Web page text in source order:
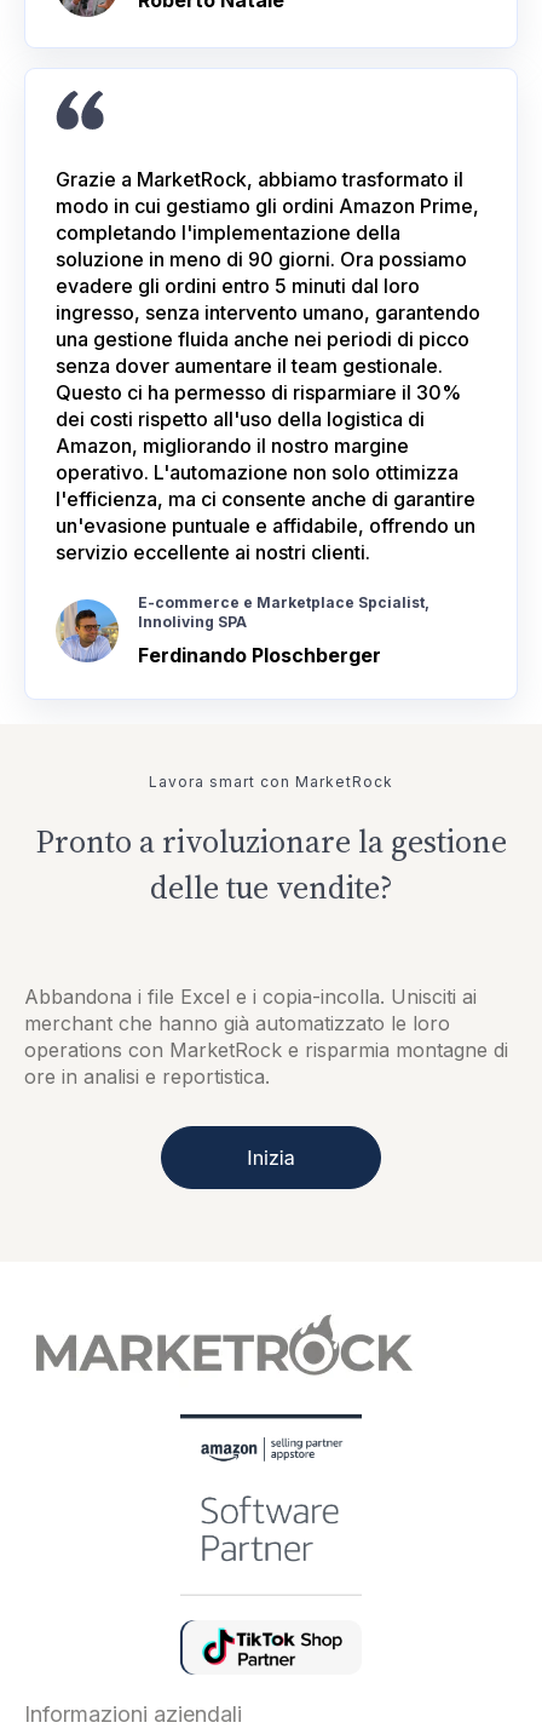
Grazie a MarketRock, abbiamo trasformato il
modo in cui gestiamo gli ordini Amazon Prime,
completando l'implementazione della
soluzione in meno di 90 giorni. Ora possiamo
evadere gli ordini entro 5 minuti dal loro
ingresso, senza intervento umano, garantendo
una gestione fluida anche nei periodi di picco
senza dover aumentare il team gestionale.
Questo ci ha permesso di risparmiare il 30%
dei costi rispetto all'uso della logistica di
Amazon, migliorando il nostro margine
operativo. L'automazione non solo ottimizza
l'efficienza, ma ci consente anche di garantire
un'evasione puntuale e affidabile, offrendo un
servizio eccellente ai nostri clienti.
E-commerce e Marketplace Spcialist,
Innoliving SPA
Ferdinando Ploschberger
Lavora smart con MarketRock
Pronto a rivoluzionare la gestione
delle tue vendite?
Abbandona i file Excel e i copia-incolla. Unisciti ai
merchant che hanno già automatizzato le loro
operations con MarketRock e risparmia montagne di
ore in analisi e reportistica.
Informazioni aziendali